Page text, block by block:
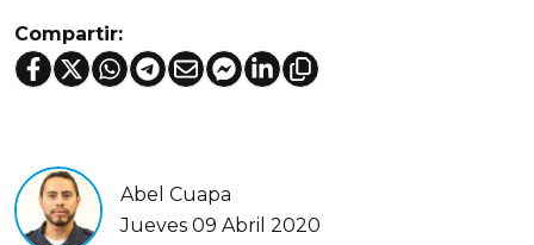
Compartir:
Abel Cuapa
Jueves 09 Abril 2020